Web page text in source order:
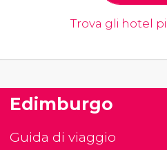
Trova gli hotel
Edimburgo
Guida di viaggio